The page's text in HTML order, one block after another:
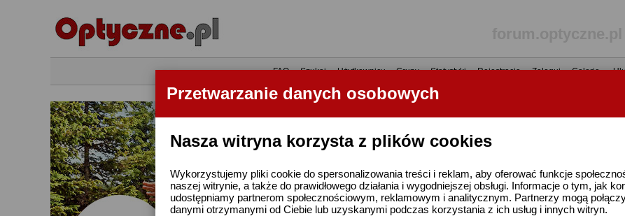
Przetwarzanie danych osobowych
Nasza witryna korzysta z plików cookies
Wykorzystujemy pliki cookie do spersonalizowania treści i reklam, aby oferować funkcje
naszej witrynie, a także do prawidłowego działania i wygodniejszej obsługi. Informacje o tym, jak
udostępniamy partnerom społecznościowym, reklamowym i analitycznym. Partnerzy mogą
danymi otrzymanymi od Ciebie lub uzyskanymi podczas korzystania z ich usług i innych witryn.
•FAQ•Szukaj•Użytkownicy•Grupy•Statystyki•Rejestracja•Zaloguj•Galerie•